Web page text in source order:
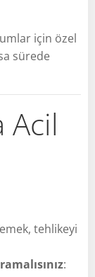
için özel
sürede
Acil
tehlikeyi
: